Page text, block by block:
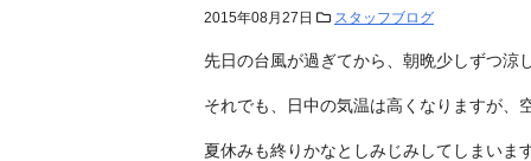
2015年08月27日 スタッフブログ
先日の台風が過ぎてから、朝晩少しずつ涼
それでも、日中の気温は高くなりますが、
夏休みも終りかなとしみじみしてしまいま